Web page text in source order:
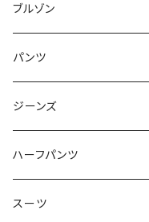
50/XL～
48/L
50/XL～
46/M
48/L
50/XL～
～44/S
46/M
48/L
50/XL～
ブルゾン
～44/S
46/M
48/L
50/XL～
パンツ
～44/S
46/M
48/L
ジーンズ
～44/S
46/M
ハーフパンツ
～44/S
スーツ